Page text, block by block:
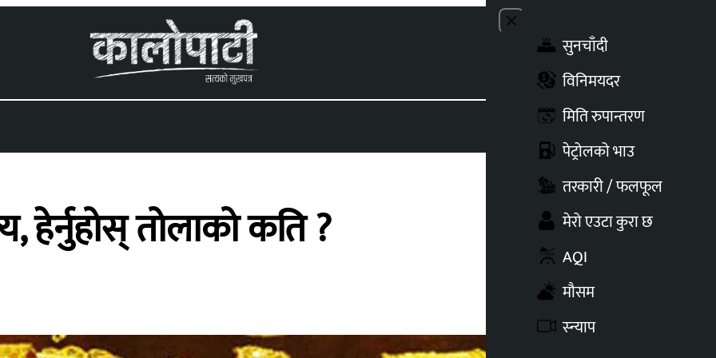
Close menu
सुनचाँदी
विनिमयदर
मिति रुपान्तरण
पेट्रोलको भाउ
तरकारी / फलफूल
मेरो एउटा कुरा छ
AQI
मौसम
स्न्याप
हेर्नुहोस् तोलाको कति ?